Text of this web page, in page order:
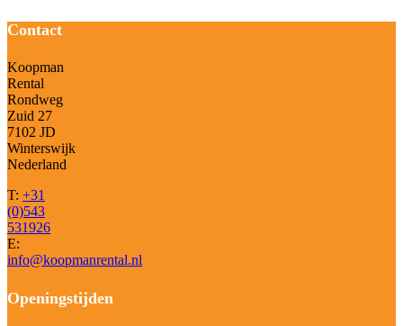
Contact
Koopman
Rental
Rondweg
Zuid 27
7102 JD
Winterswijk
Nederland
T: +31
(0)543
531926
E:
info@koopmanrental.nl
Openingstijden